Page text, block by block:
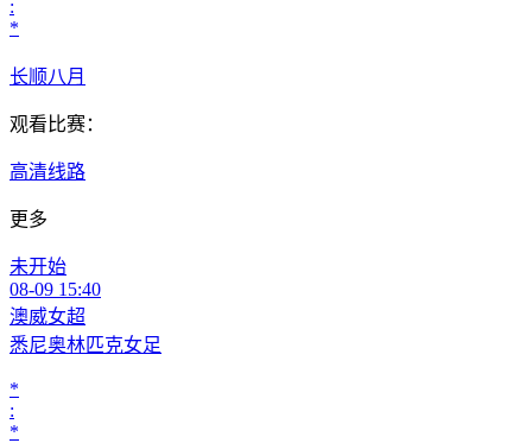
:
*
长顺八月
观看比赛：
高清线路
更多
未开始
08-09 15:40
澳威女超
悉尼奥林匹克女足
*
:
*